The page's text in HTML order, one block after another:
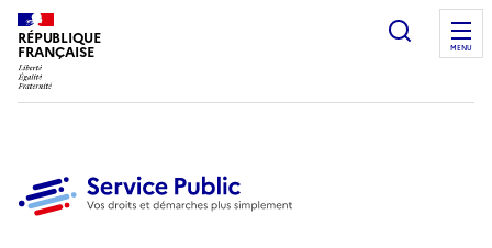
RÉPUBLIQUE
FRANÇAISE
Ouvrir
MENU